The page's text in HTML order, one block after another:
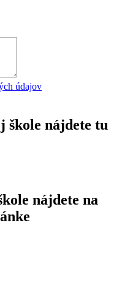
údajov
škole nájdete tu
nájdete na